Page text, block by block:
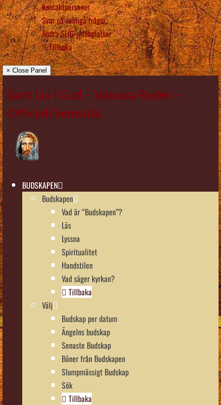
Kontaktpersoner
Svar på vanliga frågor
Andra SLIG-webbplatser
Tillbaka
× Close Panel
Sant Liv i Gud – Vassula Rydén –
Officiell hemsida
BUDSKAPEN
Budskapen
Vad är “Budskapen”?
Läs
Lyssna
Spiritualitet
Handstilen
Vad säger kyrkan?
Tillbaka
Välj
Budskap per datum
Ängelns budskap
Senaste Budskap
Böner från Budskapen
Slumpmässigt Budskap
Sök
Tillbaka